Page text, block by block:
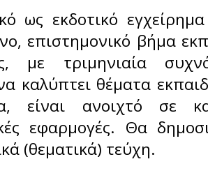
ως εκδοτικό
επιστημονικό βήμα
με τριμηνιαία
καλύπτει θέματα
είναι ανοιχτό σε
εφαρμογές. Θα
(θεματικά) τεύχη.